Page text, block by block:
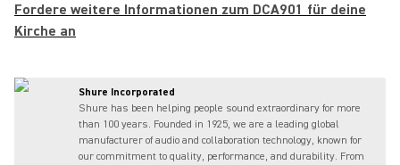
Fordere weitere Informationen zum DCA901 für deine
Kirche an
Shure Incorporated
Shure has been helping people sound extraordinary for more
than 100 years. Founded in 1925, we are a leading global
manufacturer of audio and collaboration technology, known for
our commitment to quality, performance, and durability. From